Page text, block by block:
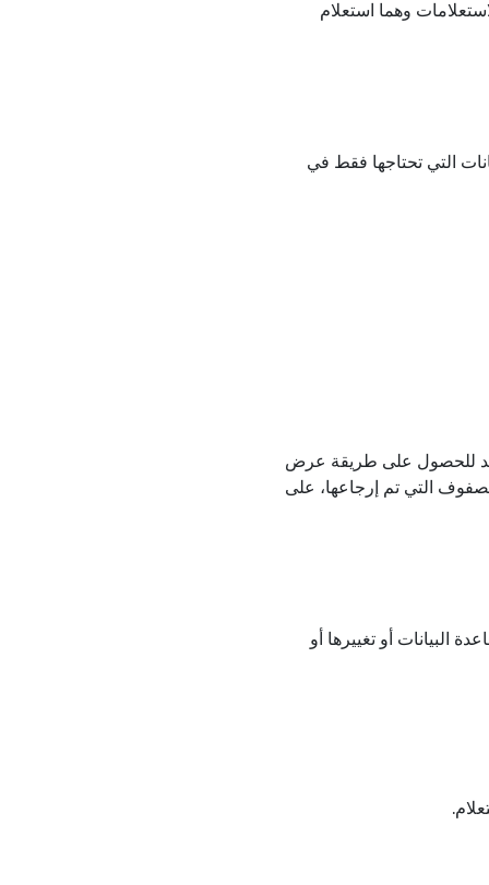
وهما استعلام
التي تحتاجها فقط في
للحصول على طريقة عرض
التي تم إرجاعها، على
البيانات أو تغييرها أو